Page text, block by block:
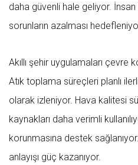
daha güvenli hale geliyor.
sorunların azalması
Akıllı şehir uygulamaları çevre
Atık toplama süreçleri planlı
olarak izleniyor. Hava kalitesi
kaynakları daha verimli
korunmasına destek
anlayışı güç kazanıyor.